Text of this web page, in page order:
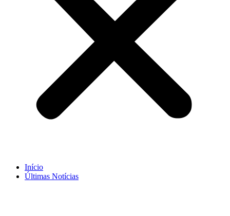
Início
Últimas Notícias